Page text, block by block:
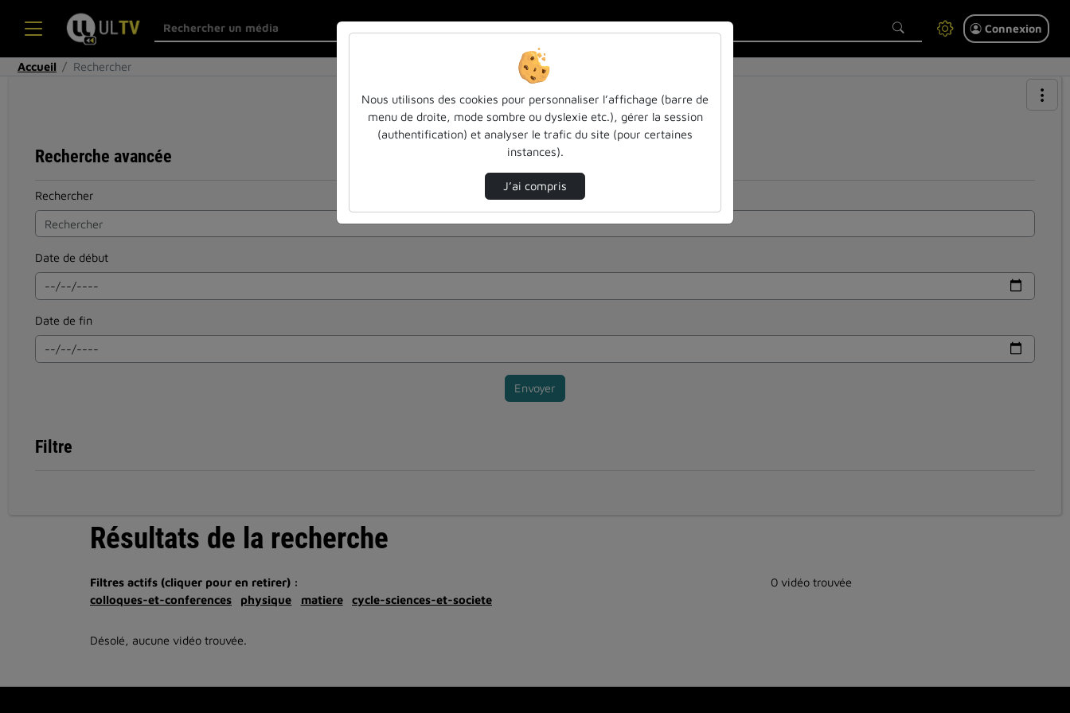
Connexion
Accueil Rechercher
Recherche avancée
Rechercher
Date de début
Date de fin
Envoyer
Filtre
Résultats de la recherche
Filtres actifs (cliquer pour en retirer) :
colloques-et-conferences
physique matiere cycle-sciences-et-societe
0 vidéo trouvée
Désolé, aucune vidéo trouvée.
Nous utilisons des cookies pour personnaliser l’affichage (barre de
menu de droite, mode sombre ou dyslexie etc.), gérer la session
(authentification) et analyser le trafic du site (pour certaines
instances).
J’ai compris